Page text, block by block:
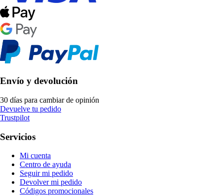
Envío y devolución
30 días para cambiar de opinión
Devuelve tu pedido
Trustpilot
Servicios
Mi cuenta
Centro de ayuda
Seguir mi pedido
Devolver mi pedido
Códigos promocionales